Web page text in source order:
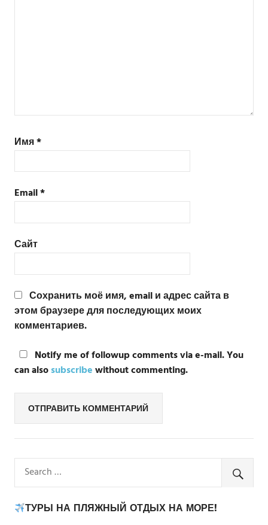
Имя*
Email*
Сайт
Сохранить моё имя, email и адрес сайта в
этом браузере для последующих моих
комментариев.
Notify me of followup comments via e-mail. You
can alsosubscribewithout commenting.
ТУРЫ НА ПЛЯЖНЫЙ ОТДЫХ НА МОРЕ!